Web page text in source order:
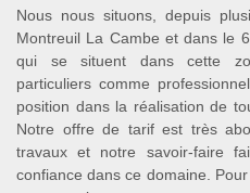
Nous nous situons, depuis
Montreuil La Cambe et dans le
qui se situent dans cette
particuliers comme
position dans la réalisation de
Notre offre de tarif est très
travaux et notre savoir-faire
confiance dans ce domaine.